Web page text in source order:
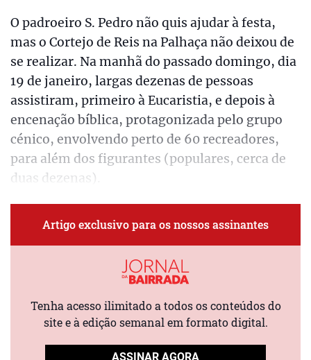
O padroeiro S. Pedro não quis ajudar à festa,
mas o Cortejo de Reis na Palhaça não deixou de
se realizar. Na manhã do passado domingo, dia
19 de janeiro, largas dezenas de pessoas
assistiram, primeiro à Eucaristia, e depois à
encenação bíblica, protagonizada pelo grupo
cénico, envolvendo perto de 60 recreadores,
para além dos figurantes (populares, cerca de
duas dezenas).
Artigo exclusivo para os nossos assinantes
Tenha acesso ilimitado a todos os conteúdos do
site e à edição semanal em formato digital.
ASSINAR AGORA